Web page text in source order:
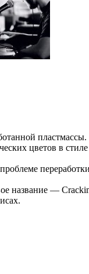
цветов в
название —